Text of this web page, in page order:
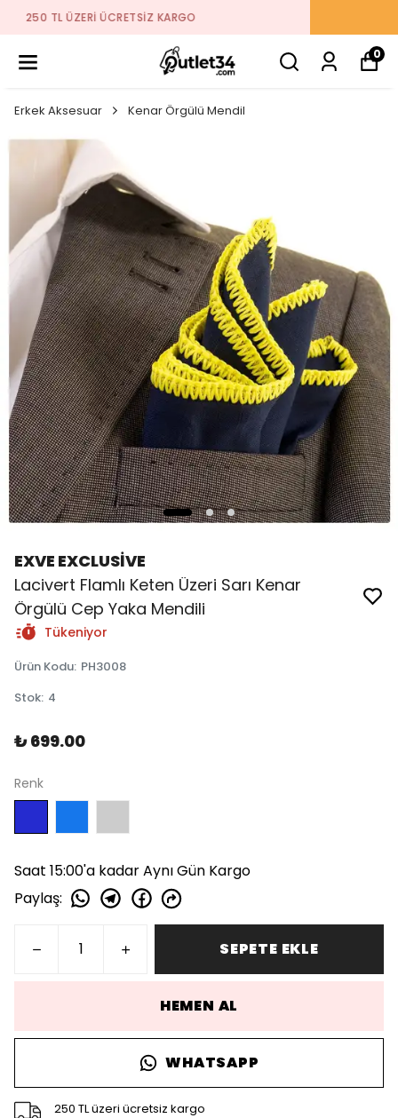
2026 SEZON ÜRÜNLER STOKLARDA
0
Erkek Aksesuar Kenar Örgülü Mendil
EXVE EXCLUSİVE
Lacivert Flamlı Keten Üzeri Sarı Kenar
Örgülü Cep Yaka Mendili
Tükeniyor
Ürün Kodu: PH3008
Stok: 4
₺ 699.00
Renk
Saat 15:00'a kadar Aynı Gün Kargo
Paylaş:
SEPETE EKLE
HEMEN AL
WHATSAPP
250 TL üzeri ücretsiz kargo